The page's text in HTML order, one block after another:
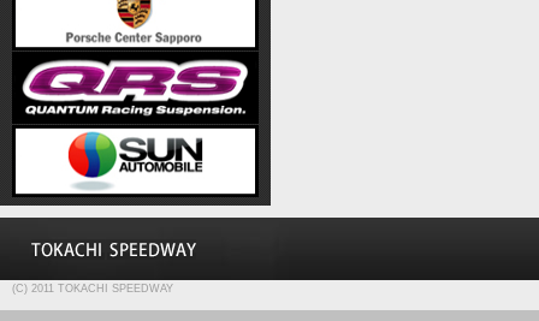
(C) 2011 TOKACHI SPEEDWAY